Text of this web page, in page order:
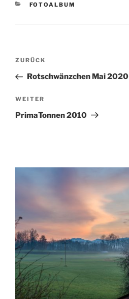
KATEGORIEN
FOTOALBUM
Beitragsnavigation
Vorheriger
Beitrag
ZURÜCK
Rotschwänzchen Mai 2020
Nächster
Beitrag
WEITER
PrimaTonnen 2010